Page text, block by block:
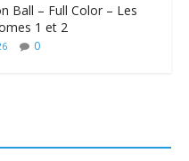
Ball – Full Color – Les
1 et 2
0